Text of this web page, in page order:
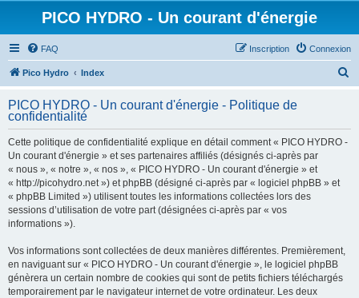
PICO HYDRO - Un courant d'énergie
FAQ Connexion
Inscription
Pico Hydro Index
h
PICO HYDRO - Un courant d'énergie - Politique de
confidentialité
Cette politique de confidentialité explique en détail comment « PICO HYDRO -
Un courant d'énergie » et ses partenaires affiliés (désignés ci-après par
« nous », « notre », « nos », « PICO HYDRO - Un courant d'énergie » et
« http://picohydro.net ») et phpBB (désigné ci-après par « logiciel phpBB » et
« phpBB Limited ») utilisent toutes les informations collectées lors des
sessions d’utilisation de votre part (désignées ci-après par « vos
informations »).
Vos informations sont collectées de deux manières différentes. Premièrement,
en naviguant sur « PICO HYDRO - Un courant d'énergie », le logiciel phpBB
génèrera un certain nombre de cookies qui sont de petits fichiers téléchargés
temporairement par le navigateur internet de votre ordinateur. Les deux